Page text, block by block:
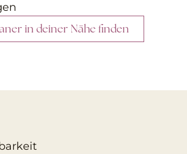
in deiner Nähe finden